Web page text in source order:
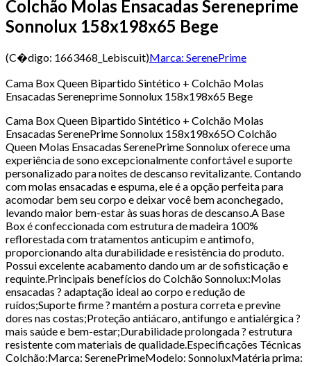
Colchão Molas Ensacadas Sereneprime
Sonnolux 158x198x65 Bege
(C�digo: 1663468_Lebiscuit)Marca: SerenePrime
Cama Box Queen Bipartido Sintético + Colchão Molas
Ensacadas Sereneprime Sonnolux 158x198x65 Bege
Cama Box Queen Bipartido Sintético + Colchão Molas
Ensacadas SerenePrime Sonnolux 158x198x65O Colchão
Queen Molas Ensacadas SerenePrime Sonnolux oferece uma
experiência de sono excepcionalmente confortável e suporte
personalizado para noites de descanso revitalizante. Contando
com molas ensacadas e espuma, ele é a opção perfeita para
acomodar bem seu corpo e deixar você bem aconchegado,
levando maior bem-estar às suas horas de descanso.A Base
Box é confeccionada com estrutura de madeira 100%
reflorestada com tratamentos anticupim e antimofo,
proporcionando alta durabilidade e resistência do produto.
Possui excelente acabamento dando um ar de sofisticação e
requinte.Principais benefícios do Colchão Sonnolux:Molas
ensacadas ? adaptação ideal ao corpo e redução de
ruídos;Suporte firme ? mantém a postura correta e previne
dores nas costas;Proteção antiácaro, antifungo e antialérgica ?
mais saúde e bem-estar;Durabilidade prolongada ? estrutura
resistente com materiais de qualidade.Especificações Técnicas
Colchão:Marca: SerenePrimeModelo: SonnoluxMatéria prima: